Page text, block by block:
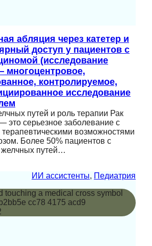
абляция через катетер и
доступ у пациентов с
(исследование
многоцентровое,
контролируемое,
исследование
путей и роль терапии Рак
это серьезное заболевание с
возможностями
Более 50% пациентов с
желчных путей…
ИИ ассистенты, Педиатрия